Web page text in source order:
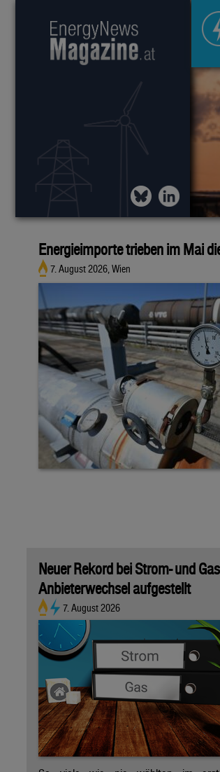
Energieimporte trieben im Mai
7. August 2026, Wien
Neuer Rekord bei Strom- und
Anbieterwechsel aufgestellt
7. August 2026